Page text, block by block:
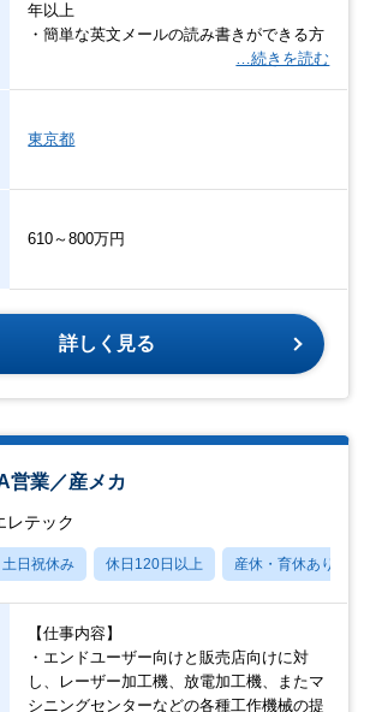
年以上
・簡単な英文メールの読み書きができる方
…続きを読む
東京都
610～800万円
詳しく見る
営業／産メカ
レテック
土日祝休み 休日120日以上 産休・育休あり
【仕事内容】
・エンドユーザー向けと販売店向けに対
し、レーザー加工機、放電加工機、またマ
シニングセンターなどの各種工作機械の提